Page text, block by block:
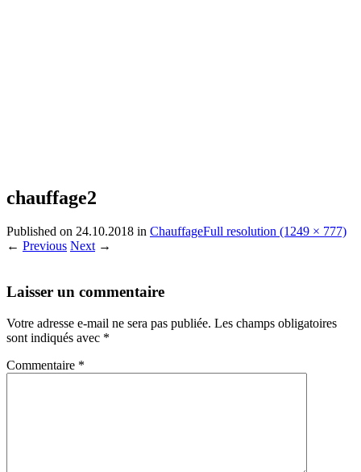
chauffage2
Published on 24.10.2018 in ChauffageFull resolution (1249 × 777)
← Previous Next →
Laisser un commentaire
Votre adresse e-mail ne sera pas publiée. Les champs obligatoires
sont indiqués avec *
Commentaire *